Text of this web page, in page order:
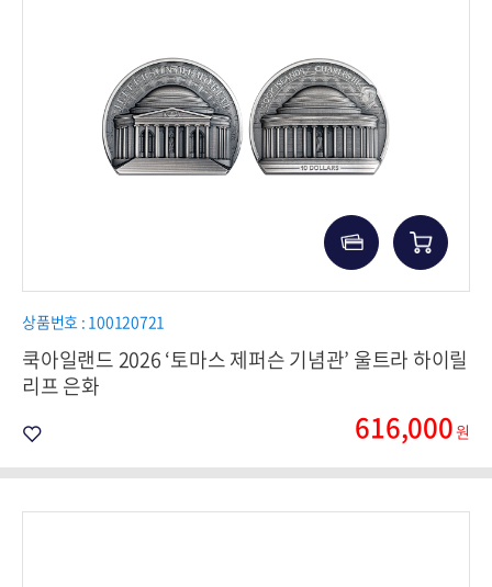
상품번호 : 100120721
쿡아일랜드 2026 ‘토마스 제퍼슨 기념관’ 울트라 하이릴
리프 은화
616,000원